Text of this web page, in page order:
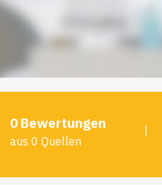
0 Bewertungen
aus 0 Quellen